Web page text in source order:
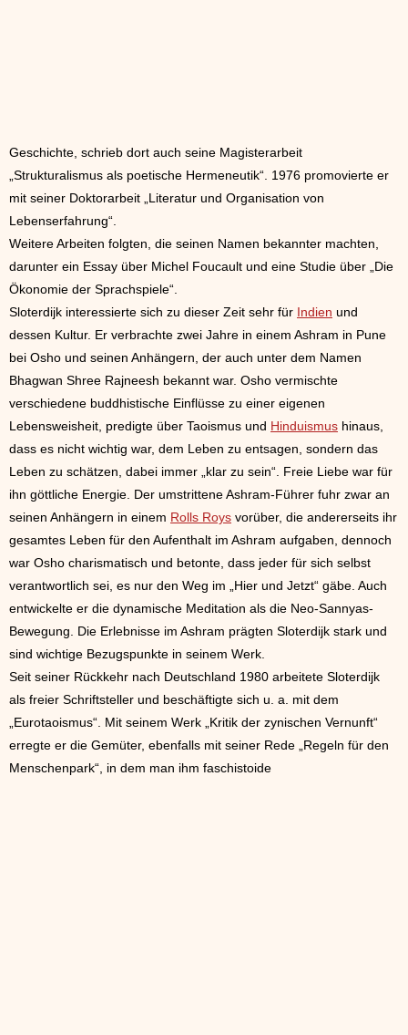
Geschichte, schrieb dort auch seine Magisterarbeit
„Strukturalismus als poetische Hermeneutik“. 1976 promovierte er
mit seiner Doktorarbeit „Literatur und Organisation von
Lebenserfahrung“.
Weitere Arbeiten folgten, die seinen Namen bekannter machten,
darunter ein Essay über Michel Foucault und eine Studie über „Die
Ökonomie der Sprachspiele“.
Sloterdijk interessierte sich zu dieser Zeit sehr für Indien und
dessen Kultur. Er verbrachte zwei Jahre in einem Ashram in Pune
bei Osho und seinen Anhängern, der auch unter dem Namen
Bhagwan Shree Rajneesh bekannt war. Osho vermischte
verschiedene buddhistische Einflüsse zu einer eigenen
Lebensweisheit, predigte über Taoismus und Hinduismus hinaus,
dass es nicht wichtig war, dem Leben zu entsagen, sondern das
Leben zu schätzen, dabei immer „klar zu sein“. Freie Liebe war für
ihn göttliche Energie. Der umstrittene Ashram-Führer fuhr zwar an
seinen Anhängern in einem Rolls Roys vorüber, die andererseits ihr
gesamtes Leben für den Aufenthalt im Ashram aufgaben, dennoch
war Osho charismatisch und betonte, dass jeder für sich selbst
verantwortlich sei, es nur den Weg im „Hier und Jetzt“ gäbe. Auch
entwickelte er die dynamische Meditation als die Neo-Sannyas-
Bewegung. Die Erlebnisse im Ashram prägten Sloterdijk stark und
sind wichtige Bezugspunkte in seinem Werk.
Seit seiner Rückkehr nach Deutschland 1980 arbeitete Sloterdijk
als freier Schriftsteller und beschäftigte sich u. a. mit dem
„Eurotaoismus“. Mit seinem Werk „Kritik der zynischen Vernunft“
erregte er die Gemüter, ebenfalls mit seiner Rede „Regeln für den
Menschenpark“, in dem man ihm faschistoide